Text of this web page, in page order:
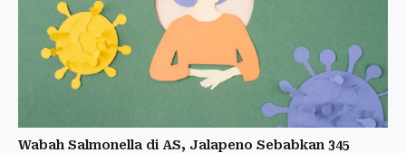
Wabah Salmonella di AS, Jalapeno Sebabkan 345